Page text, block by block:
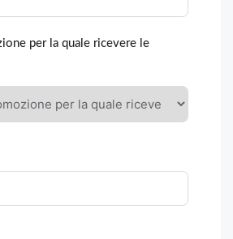
per la quale ricevere le